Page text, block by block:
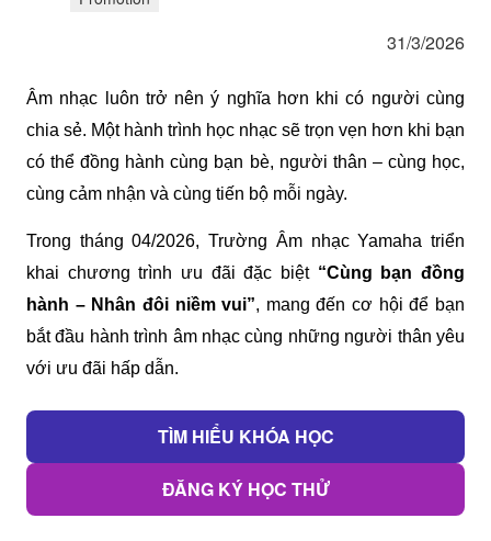
31/3/2026
Âm nhạc luôn trở nên ý nghĩa hơn khi có người cùng
chia sẻ. Một hành trình học nhạc sẽ trọn vẹn hơn khi bạn
có thể đồng hành cùng bạn bè, người thân – cùng học,
cùng cảm nhận và cùng tiến bộ mỗi ngày.
Trong tháng 04/2026, Trường Âm nhạc Yamaha triển
khai chương trình ưu đãi đặc biệt “Cùng bạn đồng
hành – Nhân đôi niềm vui”, mang đến cơ hội để bạn
bắt đầu hành trình âm nhạc cùng những người thân yêu
với ưu đãi hấp dẫn.
TÌM HIỂU KHÓA HỌC
ĐĂNG KÝ HỌC THỬ